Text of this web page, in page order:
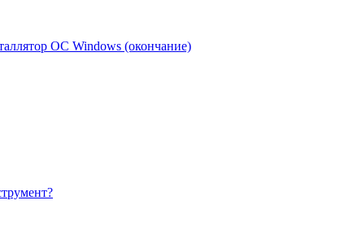
ОС Windows (окончание)